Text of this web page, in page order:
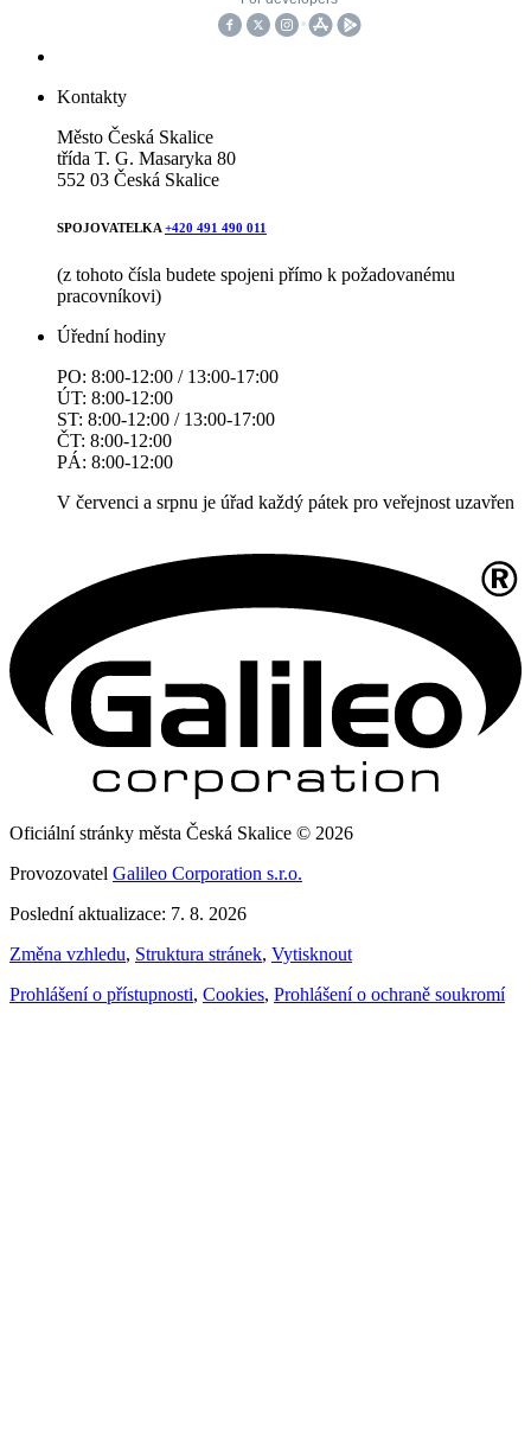
Kontakty
Město Česká Skalice
třída T. G. Masaryka 80
552 03 Česká Skalice
SPOJOVATELKA +420 491 490 011
(z tohoto čísla budete spojeni přímo k požadovanému
pracovníkovi)
Úřední hodiny
PO: 8:00-12:00 / 13:00-17:00
ÚT: 8:00-12:00
ST: 8:00-12:00 / 13:00-17:00
ČT: 8:00-12:00
PÁ: 8:00-12:00
V červenci a srpnu je úřad každý pátek pro veřejnost uzavřen
Oficiální stránky města Česká Skalice © 2026
Provozovatel Galileo Corporation s.r.o.
Poslední aktualizace: 7. 8. 2026
Změna vzhledu, Struktura stránek, Vytisknout
Prohlášení o přístupnosti, Cookies, Prohlášení o ochraně soukromí